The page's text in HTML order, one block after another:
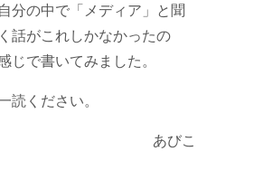
分の中で「メディア」と聞
話がこれしかなかったの
じで書いてみました。
読ください。
あびこ